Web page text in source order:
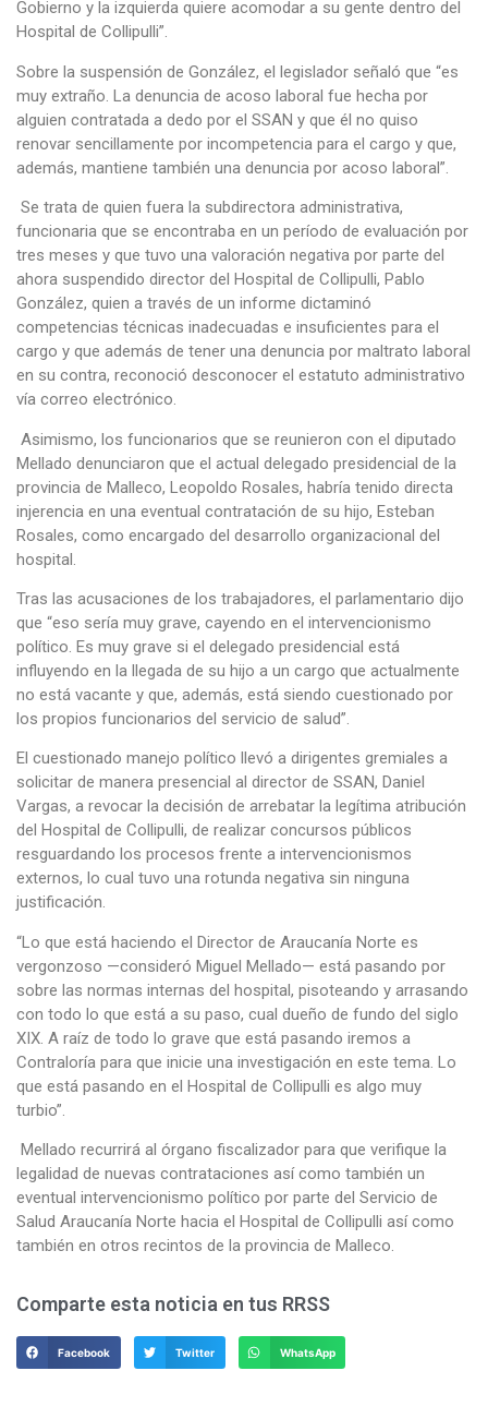
Gobierno y la izquierda quiere acomodar a su gente dentro del
Hospital de Collipulli”.
Sobre la suspensión de González, el legislador señaló que “es
muy extraño. La denuncia de acoso laboral fue hecha por
alguien contratada a dedo por el SSAN y que él no quiso
renovar sencillamente por incompetencia para el cargo y que,
además, mantiene también una denuncia por acoso laboral”.
Se trata de quien fuera la subdirectora administrativa,
funcionaria que se encontraba en un período de evaluación por
tres meses y que tuvo una valoración negativa por parte del
ahora suspendido director del Hospital de Collipulli, Pablo
González, quien a través de un informe dictaminó
competencias técnicas inadecuadas e insuficientes para el
cargo y que además de tener una denuncia por maltrato laboral
en su contra, reconoció desconocer el estatuto administrativo
vía correo electrónico.
Asimismo, los funcionarios que se reunieron con el diputado
Mellado denunciaron que el actual delegado presidencial de la
provincia de Malleco, Leopoldo Rosales, habría tenido directa
injerencia en una eventual contratación de su hijo, Esteban
Rosales, como encargado del desarrollo organizacional del
hospital.
Tras las acusaciones de los trabajadores, el parlamentario dijo
que “eso sería muy grave, cayendo en el intervencionismo
político. Es muy grave si el delegado presidencial está
influyendo en la llegada de su hijo a un cargo que actualmente
no está vacante y que, además, está siendo cuestionado por
los propios funcionarios del servicio de salud”.
El cuestionado manejo político llevó a dirigentes gremiales a
solicitar de manera presencial al director de SSAN, Daniel
Vargas, a revocar la decisión de arrebatar la legítima atribución
del Hospital de Collipulli, de realizar concursos públicos
resguardando los procesos frente a intervencionismos
externos, lo cual tuvo una rotunda negativa sin ninguna
justificación.
“Lo que está haciendo el Director de Araucanía Norte es
vergonzoso —consideró Miguel Mellado— está pasando por
sobre las normas internas del hospital, pisoteando y arrasando
con todo lo que está a su paso, cual dueño de fundo del siglo
XIX. A raíz de todo lo grave que está pasando iremos a
Contraloría para que inicie una investigación en este tema. Lo
que está pasando en el Hospital de Collipulli es algo muy
turbio”.
Mellado recurrirá al órgano fiscalizador para que verifique la
legalidad de nuevas contrataciones así como también un
eventual intervencionismo político por parte del Servicio de
Salud Araucanía Norte hacia el Hospital de Collipulli así como
también en otros recintos de la provincia de Malleco.
Comparte esta noticia en tus RRSS
Facebook Twitter WhatsApp